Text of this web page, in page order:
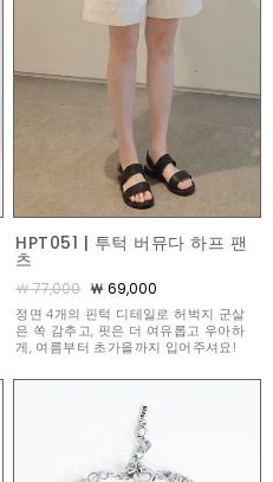
HPT051 | 투턱 버뮤다 하프 팬
츠
￦ 77,000 ￦ 69,000
정면 4개의 핀턱 디테일로 허벅지 군살
은 쏙 감추고, 핏은 더 여유롭고 우아하
게, 여름부터 초가을까지 입어주셔요!